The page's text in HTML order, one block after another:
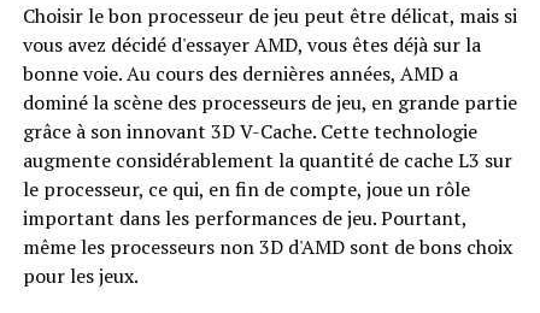
Choisir le bon processeur de jeu peut être délicat, mais si
vous avez décidé d'essayer AMD, vous êtes déjà sur la
bonne voie. Au cours des dernières années, AMD a
dominé la scène des processeurs de jeu, en grande partie
grâce à son innovant 3D V-Cache. Cette technologie
augmente considérablement la quantité de cache L3 sur
le processeur, ce qui, en fin de compte, joue un rôle
important dans les performances de jeu. Pourtant,
même les processeurs non 3D d'AMD sont de bons choix
pour les jeux.